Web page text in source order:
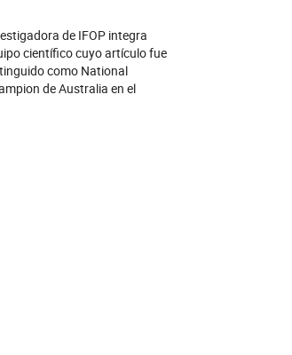
de IFOP integra
científico cuyo artículo fue
como National
de Australia en el